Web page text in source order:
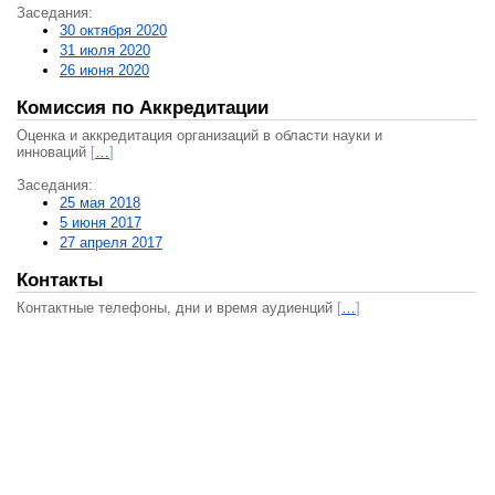
Заседания:
30 октября 2020
31 июля 2020
26 июня 2020
Комиссия по Аккредитации
Оценка и аккредитация организаций в области науки и
инноваций […]
Заседания:
25 мая 2018
5 июня 2017
27 апреля 2017
Контакты
Контактные телефоны, дни и время аудиенций […]